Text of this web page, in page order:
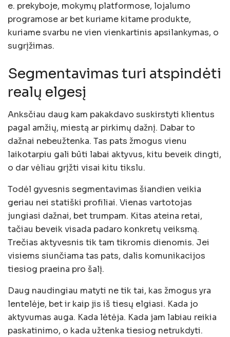
e. prekyboje, mokymų platformose, lojalumo
programose ar bet kuriame kitame produkte,
kuriame svarbu ne vien vienkartinis apsilankymas, o
sugrįžimas.
Segmentavimas turi atspindėti
realų elgesį
Anksčiau daug kam pakakdavo suskirstyti klientus
pagal amžių, miestą ar pirkimų dažnį. Dabar to
dažnai nebeužtenka. Tas pats žmogus vienu
laikotarpiu gali būti labai aktyvus, kitu beveik dingti,
o dar vėliau grįžti visai kitu tikslu.
Todėl gyvesnis segmentavimas šiandien veikia
geriau nei statiški profiliai. Vienas vartotojas
jungiasi dažnai, bet trumpam. Kitas ateina retai,
tačiau beveik visada padaro konkretų veiksmą.
Trečias aktyvesnis tik tam tikromis dienomis. Jei
visiems siunčiama tas pats, dalis komunikacijos
tiesiog praeina pro šalį.
Daug naudingiau matyti ne tik tai, kas žmogus yra
lentelėje, bet ir kaip jis iš tiesų elgiasi. Kada jo
aktyvumas auga. Kada lėtėja. Kada jam labiau reikia
paskatinimo, o kada užtenka tiesiog netrukdyti.